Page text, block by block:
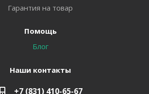
Гарантия на товар
Помощь
Блог
Наши контакты
+7 (831) 410-65-67